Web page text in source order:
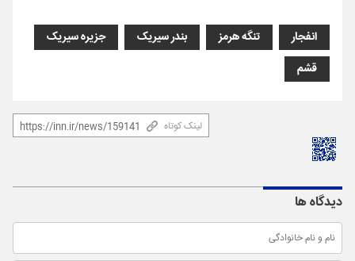
انفجار تنگه هرمز بندر سیریک
جزیره سیریک
قشم
لینک کوتاه
دیدگاه ها